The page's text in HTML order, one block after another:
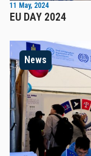
11 May, 2024
EU DAY 2024
News